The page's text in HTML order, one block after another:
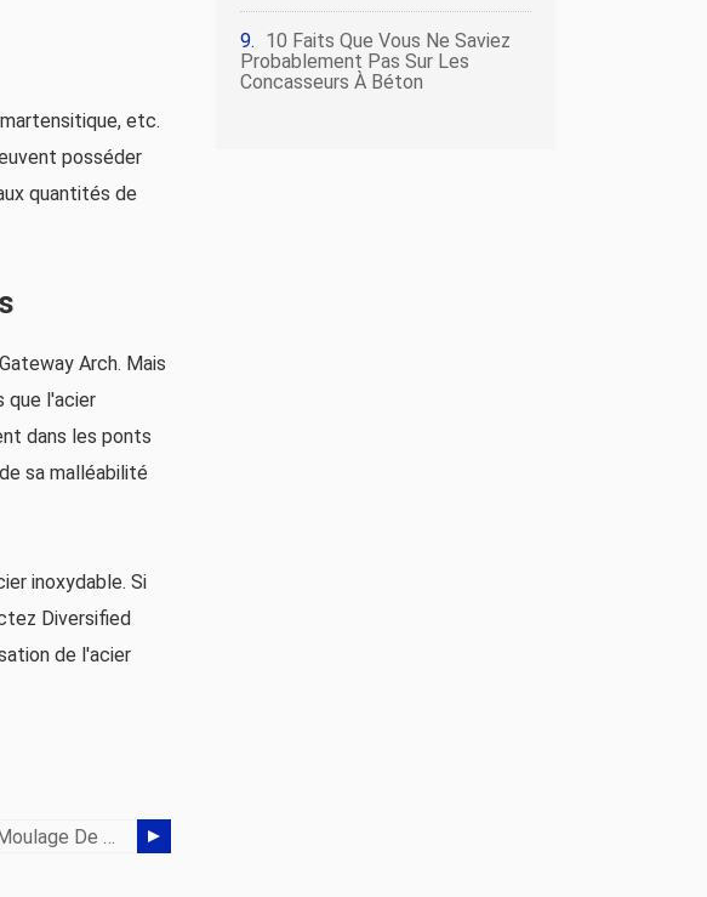
etc.
posséder
quantités de
Arch. Mais
que l'acier
dans les ponts
sa malléabilité
inoxydable. Si
Diversified
de l'acier
Ce Que Vous Devez Savoir Sur Le Moulage De Métal
10 Faits Que Vous Ne Saviez
Probablement Pas Sur Les
Concasseurs À Béton